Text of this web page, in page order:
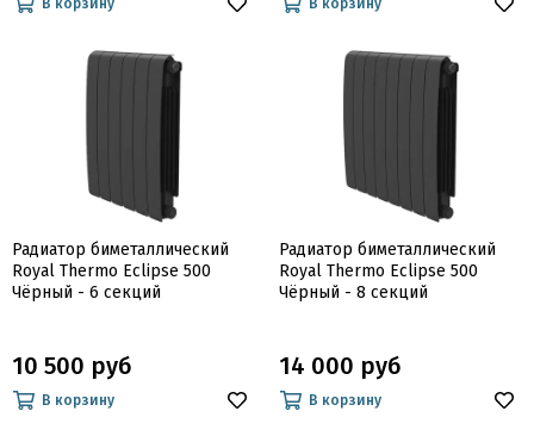
В корзину В корзину
Радиатор биметаллический
Royal Thermo Eclipse 500
Чёрный - 6 секций
10 500 руб
В корзину
Радиатор биметаллический
Royal Thermo Eclipse 500
Чёрный - 8 секций
14 000 руб
В корзину